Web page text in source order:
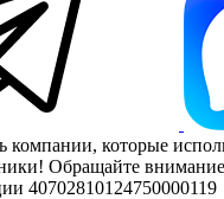
которые
Обращайте
40702810124750000119